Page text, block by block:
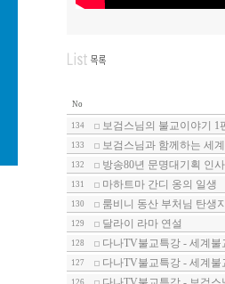
No
134 보검스님의 불교이야기 1
133 보검스님과 함께하는 세
132 방송80년 문명대기획 인
131 마하트마 간디 옹의 일생
130 룸비니 동산 부처님 탄생
129 달라이 라마 연설
128 다나TV불교특강 - 세계
127 다나TV불교특강 - 세계
126